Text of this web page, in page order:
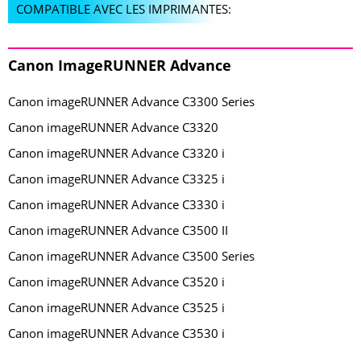
COMPATIBLE AVEC LES IMPRIMANTES:
Canon ImageRUNNER Advance
Canon imageRUNNER Advance C3300 Series
Canon imageRUNNER Advance C3320
Canon imageRUNNER Advance C3320 i
Canon imageRUNNER Advance C3325 i
Canon imageRUNNER Advance C3330 i
Canon imageRUNNER Advance C3500 II
Canon imageRUNNER Advance C3500 Series
Canon imageRUNNER Advance C3520 i
Canon imageRUNNER Advance C3525 i
Canon imageRUNNER Advance C3530 i